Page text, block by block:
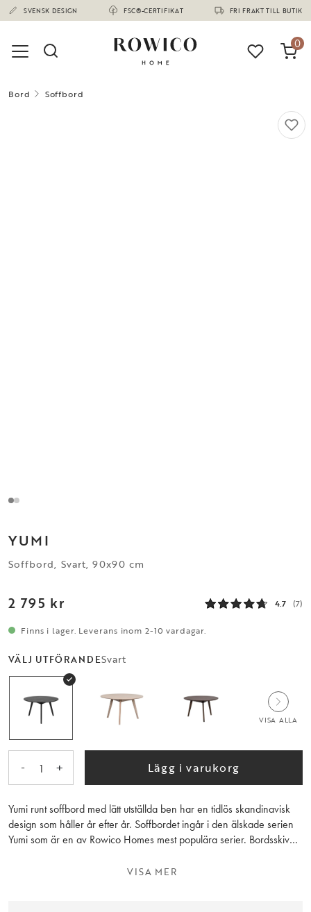
SVENSK DESIGN FSC®-CERTIFIKAT FRI FRAKT TILL BUTIK
(1668)
0
Bord Soffbord
YUMI
Soffbord, Svart, 90x90 cm
2 795 kr 4.7 (7)
Finns i lager. Leverans inom 2-10 vardagar.
VÄLJ UTFÖRANDESvart
VISA ALLA
- 1 + Lägg i varukorg
Yumi runt soffbord med lätt utställda ben har en tidlös skandinavisk
design som håller år efter år. Soffbordet ingår i den älskade serien
Yumi som är en av Rowico Homes mest populära serier. Bordsskivan
VISA MER